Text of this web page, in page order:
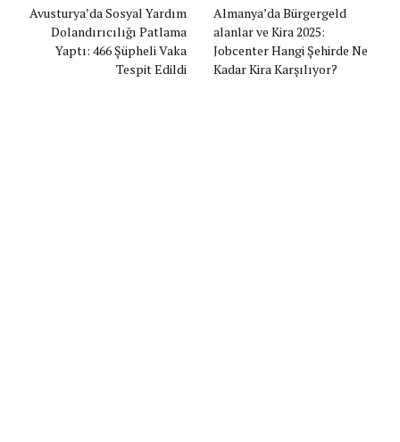
Avusturya’da Sosyal Yardım
Dolandırıcılığı Patlama
Yaptı: 466 Şüpheli Vaka
Tespit Edildi
Almanya’da Bürgergeld
alanlar ve Kira 2025:
Jobcenter Hangi Şehirde Ne
Kadar Kira Karşılıyor?